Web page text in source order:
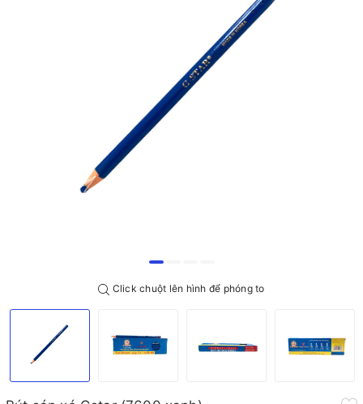
Click chuột lên hình để phóng to